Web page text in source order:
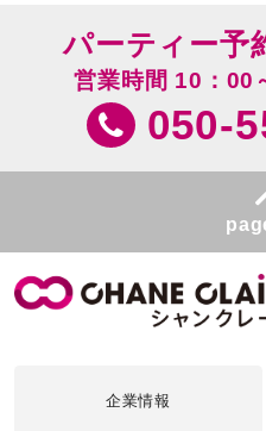
パーティー予
営業時間 10：00
050-
企業情報